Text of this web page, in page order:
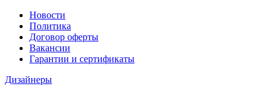
Новости
Политика
Договор оферты
Вакансии
Гарантии и сертификаты
Дизайнеры